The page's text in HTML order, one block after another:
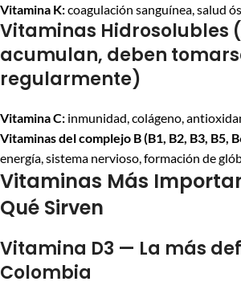
Vitamina K:coagulación sanguínea, salud
Vitaminas Hidrosolubles
acumulan, deben
regularmente)
Vitamina C: inmunidad, colágeno,
Vitaminas del complejo B (B1, B2, B3, B5,
energía, sistema nervioso, formación de
Vitaminas Más
Qué Sirven
Vitamina D3 — La más
Colombia